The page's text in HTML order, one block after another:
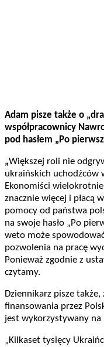
Adam pisze także o
współpracownicy
pod hasłem „Po
„Większej roli nie
ukraińskich uchodźców
Ekonomiści
znacznie więcej i płacą
pomocy od państwa
na swoje hasło „Po
weto może
pozwolenia na pracę
Ponieważ zgodnie z
czytamy.
Dziennikarz pisze
finansowania przez
jest wykorzystywany na
„Kilkaset tysięcy